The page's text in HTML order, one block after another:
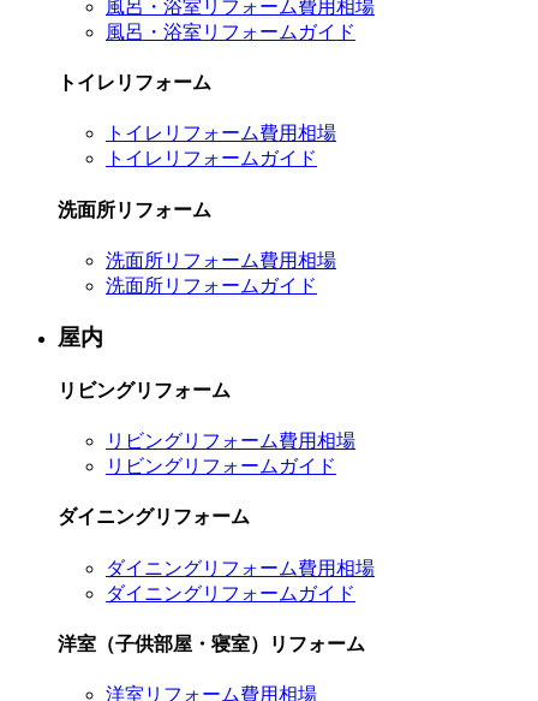
風呂・浴室リフォーム費用相場
風呂・浴室リフォームガイド
トイレリフォーム
トイレリフォーム費用相場
トイレリフォームガイド
洗面所リフォーム
洗面所リフォーム費用相場
洗面所リフォームガイド
屋内
リビングリフォーム
リビングリフォーム費用相場
リビングリフォームガイド
ダイニングリフォーム
ダイニングリフォーム費用相場
ダイニングリフォームガイド
洋室（子供部屋・寝室）リフォーム
洋室リフォーム費用相場